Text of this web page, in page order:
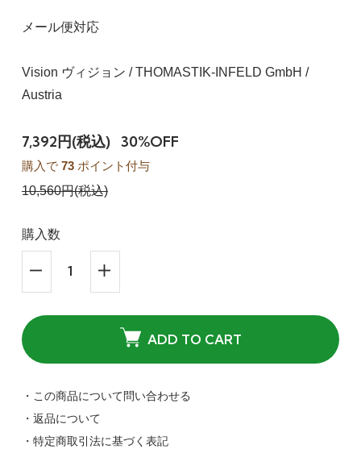
メール便対応
Vision ヴィジョン / THOMASTIK-INFELD GmbH /
Austria
7,392円(税込) 30%OFF
購入で 73ポイント付与
10,560円(税込)
購入数
ADD TO CART
・この商品について問い合わせる
・返品について
・特定商取引法に基づく表記